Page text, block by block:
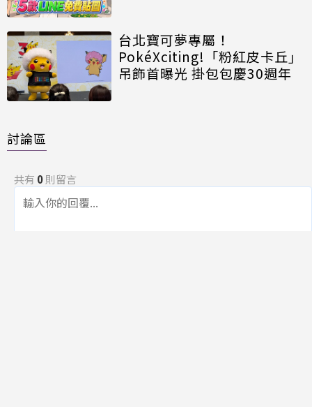
台北寶可夢專屬！
PokéXciting!「粉紅皮卡丘」
吊飾首曝光 掛包包慶30週年
討論區
共有 0則留言